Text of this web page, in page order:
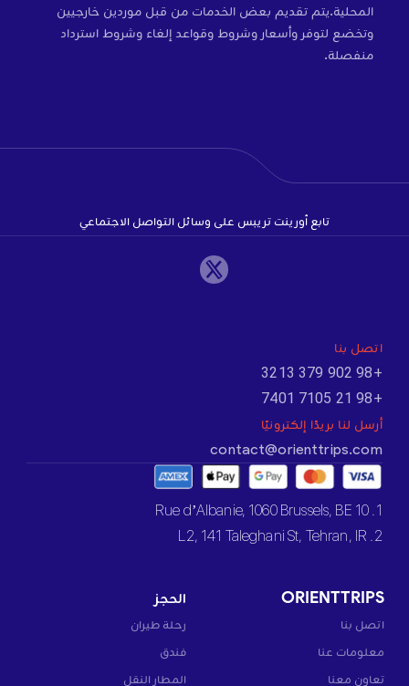
المحلية.يتم تقديم بعض الخدمات من قبل موردين خارجيين
وتخضع لتوفر وأسعار وشروط وقواعد إلغاء وشروط استرداد
منفصلة.
تابع أورينت تريبس على وسائل التواصل الاجتماعي
اتصل بنا
+98 902 379 3213
+98 21 7105 7401
أرسل لنا بريدًا إلكترونيًا
contact@orienttrips.com
1. 10 Rue d’Albanie, 1060 Brussels, BE
2. L2, 141 Taleghani St, Tehran, IR
ORIENTTRIPS
اتصل بنا
معلومات عنا
تعاون معنا
الحجز
رحلة طيران
فندق
المطار النقل